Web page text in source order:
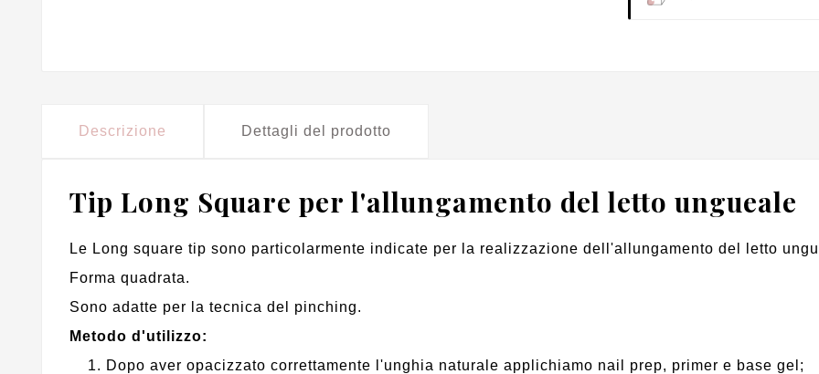
Descrizione Dettagli del prodotto
Tip Long Square per l'allungamento del letto ungueale
Le Long square tip sono particolarmente indicate per la realizzazione dell'allungamento del letto
Forma quadrata.
Sono adatte per la tecnica del pinching.
Metodo d'utilizzo:
Dopo aver opacizzato correttamente l'unghia naturale applichiamo nail prep, primer e base gel;